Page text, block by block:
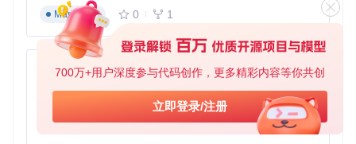
700万+用户深度参与代码创作，更多精彩内容等你共创
立即登录/注册
+     color_format = '3B'  # RGB格式
数据解析适配
- color_data = struct.unpack('3B', buffer[i:i+3])
+ color_data = struct.unpack(color_format,
+ i += len(color_format)
Markdown
0 1
py-xiaozhi
基于Python的Xiaozhi AI，适用于想要完整Xiaozhi体验而无需拥有专用硬件的用户。
Python
0 1